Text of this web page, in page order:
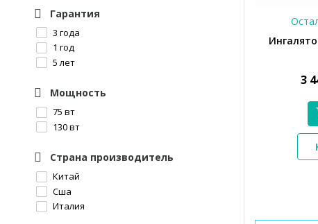
Гарантия
3 года
1 год
5 лет
Мощность
75 вт
130 вт
Страна производитель
Китай
Сша
Италия
3